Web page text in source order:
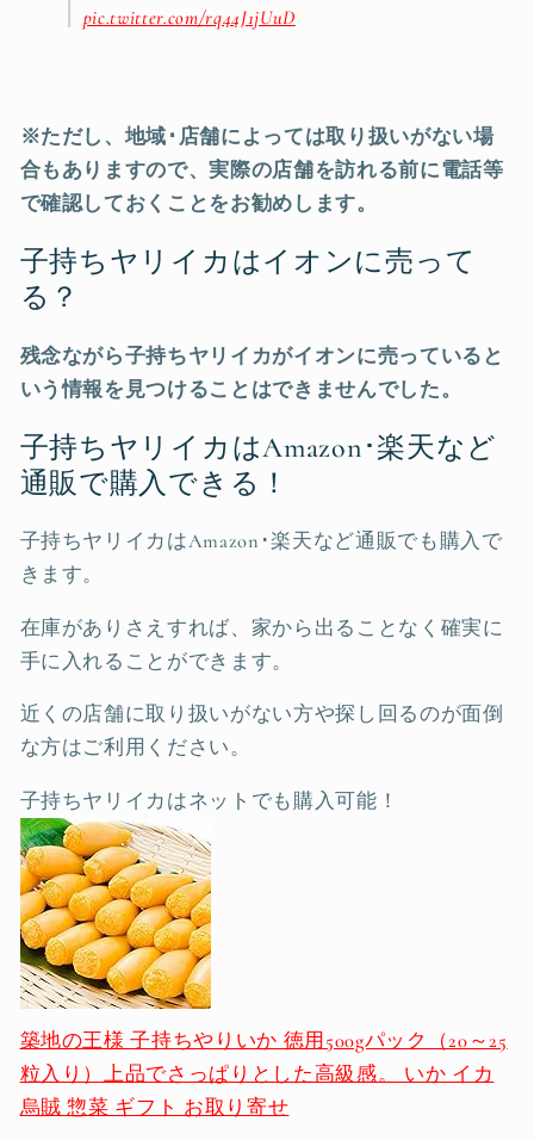
pic.twitter.com/rq44J1jUuD
※ただし、地域･店舗によっては取り扱いがない場
合もありますので、実際の店舗を訪れる前に電話等
で確認しておくことをお勧めします。
子持ちヤリイカはイオンに売って
る？
残念ながら子持ちヤリイカがイオンに売っていると
いう情報を見つけることはできませんでした。
子持ちヤリイカはAmazon･楽天など
通販で購入できる！
子持ちヤリイカはAmazon･楽天など通販でも購入で
きます。
在庫がありさえすれば、家から出ることなく確実に
手に入れることができます。
近くの店舗に取り扱いがない方や探し回るのが面倒
な方はご利用ください。
子持ちヤリイカはネットでも購入可能！
築地の王様 子持ちやりいか 徳用500gパック（20～25
粒入り）上品でさっぱりとした高級感。 いか イカ
烏賊 惣菜 ギフト お取り寄せ